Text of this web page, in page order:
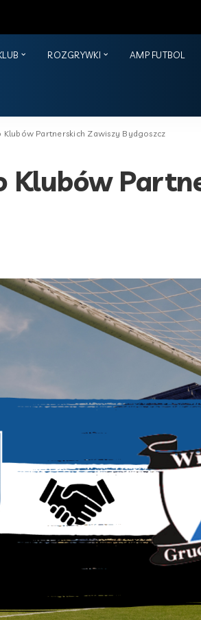
ROZGRYWKI AMP FUTBOL
Klubów Partnerskich Zawiszy Bydgoszcz
Klubów